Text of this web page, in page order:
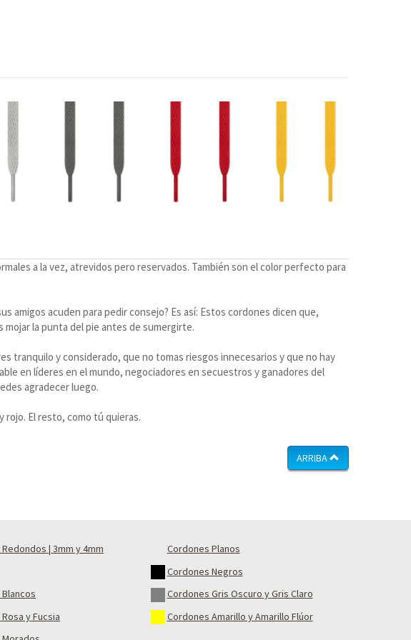
a la vez, atrevidos pero reservados. También son el color perfecto para
amigos acuden para pedir consejo? Es así: Estos cordones dicen que,
la punta del pie antes de sumergirte.
tranquilo y considerado, que no tomas riesgos innecesarios y que no hay
en líderes en el mundo, negociadores en secuestros y ganadores del
agradecer luego.
rojo. El resto, como tú quieras.
ARRIBA
| 3mm y 4mm
Cordones Planos
Cordones Negros
Cordones Gris Oscuro y Gris Claro
y Fucsia
Cordones Amarillo y Amarillo Flúor